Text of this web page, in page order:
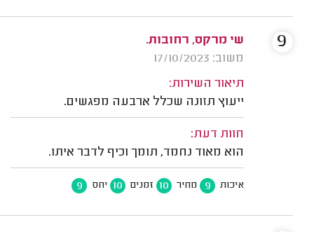
שי מרקס, רחובות.
משוב: 17/10/2023
תיאור השירות:
ייעוץ תזונה שכלל ארבעה מפגשים.
חוות דעת:
הוא מאוד נחמד, תומך וכיף לדבר איתו.
איכות 9 מחיר 10 זמנים 10 יחס 9
9